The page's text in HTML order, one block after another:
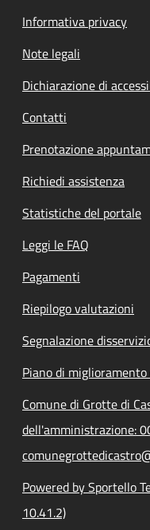
Informativa privacy
Note legali
Dichiarazione di
Contatti
Prenotazione
Richiedi assistenza
Statistiche del portale
Leggi le FAQ
Pagamenti
Riepilogo valutazioni
Segnalazione
Piano di
Comune di Grotte di
dell'amministrazione:
Powered by Sportello
10.41.2)